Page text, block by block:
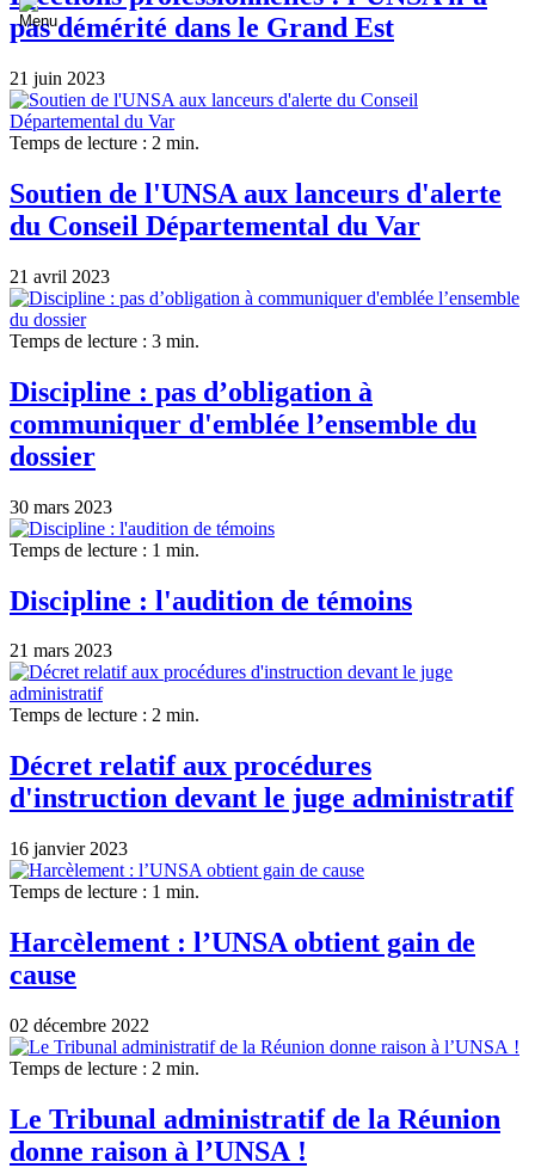
pas démérité dans le Grand Est
21 juin 2023
Temps de lecture : 2 min.
Soutien de l'UNSA aux lanceurs d'alerte
du Conseil Départemental du Var
21 avril 2023
Temps de lecture : 3 min.
Discipline : pas d’obligation à
communiquer d'emblée l’ensemble du
dossier
30 mars 2023
Temps de lecture : 1 min.
Discipline : l'audition de témoins
21 mars 2023
Temps de lecture : 2 min.
Décret relatif aux procédures
d'instruction devant le juge administratif
16 janvier 2023
Temps de lecture : 1 min.
Harcèlement : l’UNSA obtient gain de
cause
02 décembre 2022
Temps de lecture : 2 min.
Le Tribunal administratif de la Réunion
donne raison à l’UNSA !